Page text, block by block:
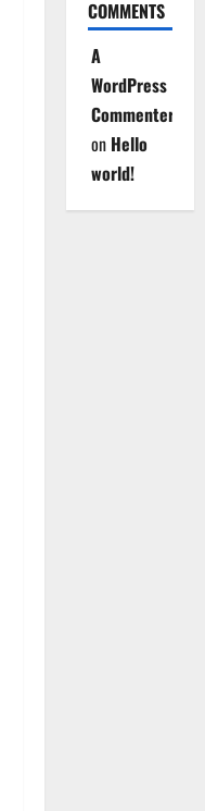
COMMENTS
A
WordPress
Commenter
on Hello
world!